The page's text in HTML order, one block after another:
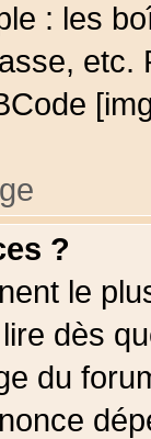
: les
?
le
dès
du